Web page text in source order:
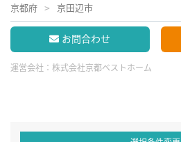
京都府 京田辺市
お問合わせ
運営会社： 株式会社京都ベストホーム